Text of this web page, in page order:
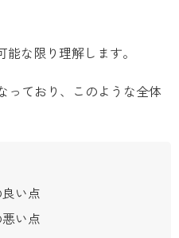
な限り理解します。
っており、このような全体
い点
い点